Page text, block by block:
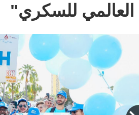
العالمي للسكري"